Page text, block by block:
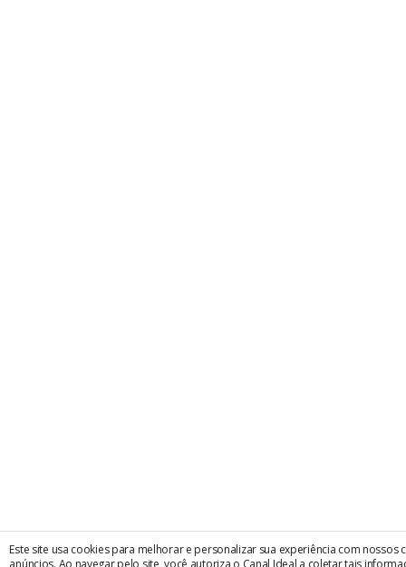
Este site usa cookies para melhorar e personalizar sua experiência com nossos
anúncios. Ao navegar pelo site, você autoriza o Canal Ideal a coletar tais